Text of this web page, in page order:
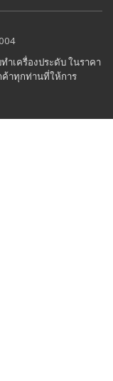
เครื่องประดับ ในราคา
าทุกท่านที่ให้การ